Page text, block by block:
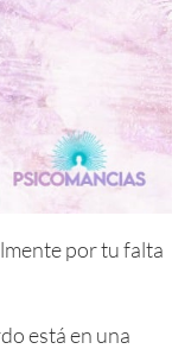
por tu falta
está en una